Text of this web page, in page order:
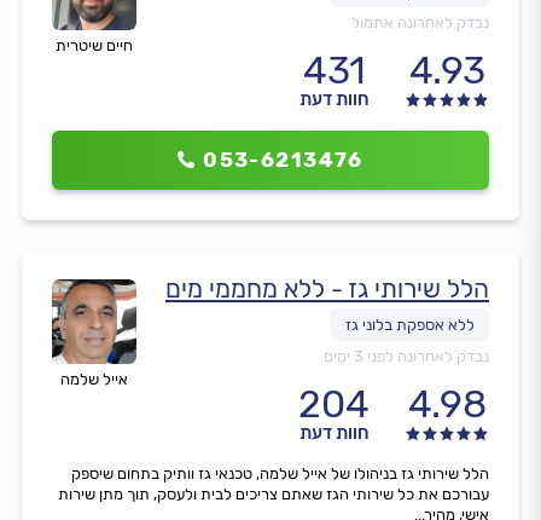
חיים שיטרית
נבדק לאחרונה אתמול
4.93
431
חוות דעת
053-6213476
אייל שלמה
הלל שירותי גז - ללא מחממי מים
נבדק לאחרונה לפני 3 ימים
4.98
204
חוות דעת
הלל שירותי גז בניהולו של אייל שלמה, טכנאי גז וותיק בתחום שיספק
עבורכם את כל שירותי הגז שאתם צריכים לבית ולעסק, תוך מתן שירות
אישי, מהיר...